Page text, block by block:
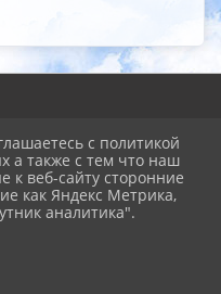
данных
с политикой
а также с тем что наш
к веб-сайту сторонние
как Яндекс Метрика,
аналитика".